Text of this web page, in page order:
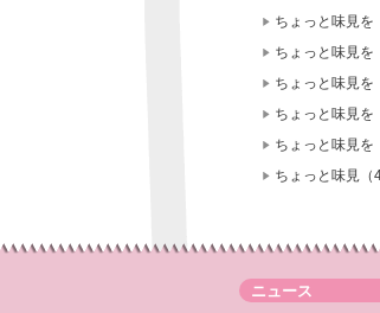
ちょっと味見
ちょっと味見
ちょっと味見
ちょっと味見
ちょっと味見
ちょっと味見
ニュース